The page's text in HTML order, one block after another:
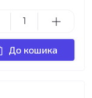
До кошика